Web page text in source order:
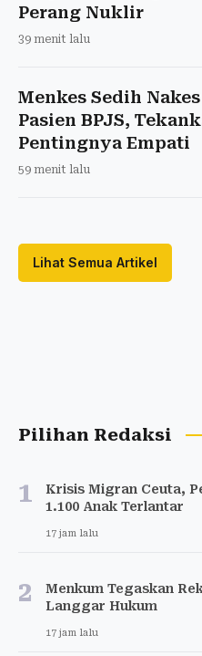
Perang Nuklir
39 menit lalu
Menkes Sedih
Pasien BPJS,
Pentingnya Empati
59 menit lalu
Lihat Semua Artikel
Pilihan Redaksi
1
Krisis Migran Ceuta,
1.100 Anak Terlantar
17 jam lalu
2
Menkum Tegaskan
Langgar Hukum
17 jam lalu